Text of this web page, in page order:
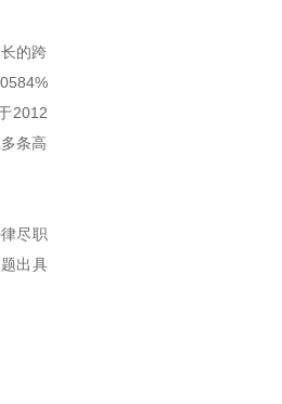
的跨
2012
条高
尽职
出具